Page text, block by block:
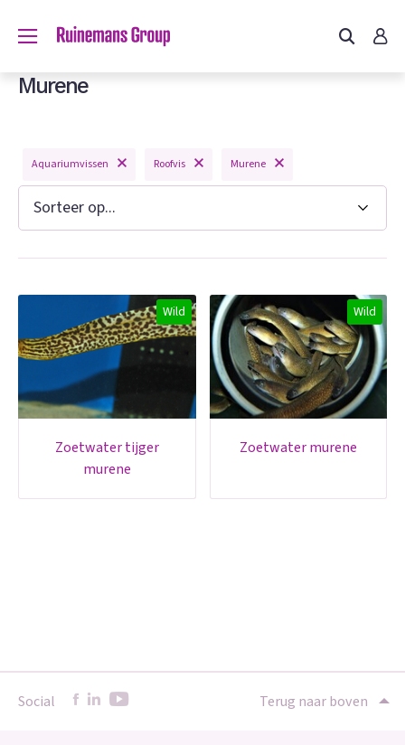
Murene
Aquariumvissen Roofvis Murene
Wild
zoetwater tijger
murene
Wild
zoetwater murene
Social Terug naar boven